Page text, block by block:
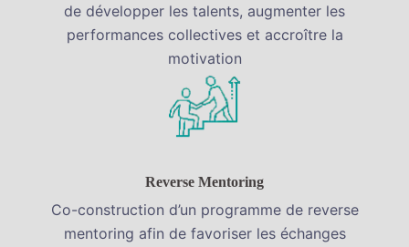
de développer les talents, augmenter les
performances collectives et accroître la
motivation
Reverse Mentoring
Co-construction d’un programme de reverse
mentoring afin de favoriser les échanges